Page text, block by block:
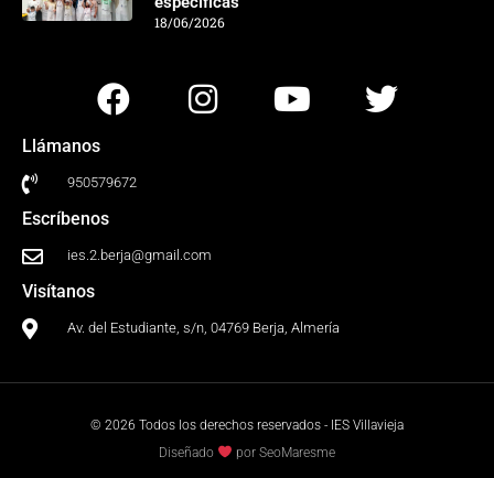
18/06/2026
Llámanos
950579672
Escríbenos
ies.2.berja@gmail.com
Visítanos
Av. del Estudiante, s/n, 04769 Berja, Almería
© 2026 Todos los derechos reservados - IES Villavieja
Diseñado
por SeoMaresme